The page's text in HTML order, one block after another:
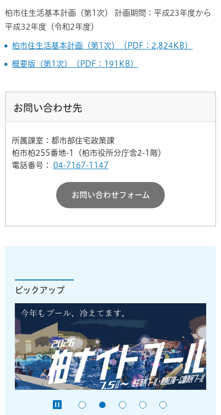
柏市住生活基本計画（第1次） 計画期間：平成23年度から
平成32年度（令和2年度）
柏市住生活基本計画（第1次）（PDF：2,824KB）
概要版（第1次）（PDF：191KB）
お問い合わせ先
所属課室：都市部住宅政策課
柏市柏255番地-1（柏市役所分庁舎2-1階）
電話番号：
04-7167-1147
お問い合わせフォーム
ピックアップ